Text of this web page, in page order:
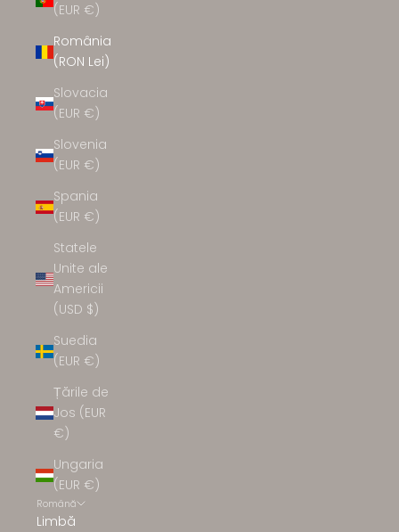
(EUR €)
România
(RON Lei)
Slovacia
(EUR €)
Slovenia
(EUR €)
Spania
(EUR €)
Statele
Unite ale
Americii
(USD $)
Suedia
(EUR €)
Țările de
Jos (EUR
€)
Ungaria
(EUR €)
Română
Limbă